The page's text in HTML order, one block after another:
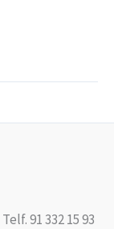
91 332 15 93